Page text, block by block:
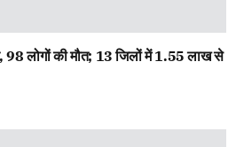
98 लोगों की मौत; 13 जिलों में 1.55 लाख से